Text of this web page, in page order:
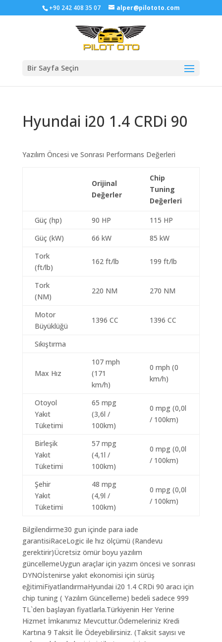
+90 242 408 35 07 alper@pilototo.com
Bir Sayfa Seçin
Hyundai i20 1.4 CRDi 90
Yazılım Öncesi ve Sonrası Performans Değerleri
Orijinal
Değerler
Chip
Tuning
Değerleri
Güç (hp) 90 HP
115 HP
Güç (kW)
66 kW
85 kW
Tork
(ft/lb)
162 ft/lb 199 ft/lb
Tork
(NM)
220 NM 270 NM
Motor
Büyüklüğü
1396 CC 1396 CC
Sıkıştırma
Max Hız
107 mph
(171
km/h)
0 mph (0
km/h)
Otoyol
Yakıt
Tüketimi
65 mpg
(3,6l /
100km)
0 mpg (0,0l
/ 100km)
Birleşik
Yakıt
Tüketimi
57 mpg
(4,1l /
100km)
0 mpg (0,0l
/ 100km)
Şehir
Yakıt
Tüketimi
48 mpg
(4,9l /
100km)
0 mpg (0,0l
/ 100km)
Bilgilendirme30 gun içinde para iade
garantisiRaceLogic ile hız ölçümü (Randevu
gerektirir)Ücretsiz ömür boyu yazılım
güncellemeUygun araçlar için yazım öncesi ve sonrası
DYNOİstenirse yakıt ekonomisi için sürüş
eğitimiFiyatlandırmaHyundai i20 1.4 CRDi 90 aracı için
chip tuning ( Yazılım Güncelleme) bedeli sadece 999
TL`den başlayan fiyatlarla.Türkiyenin Her Yerine
Hizmet İmkanımız Mevcuttur.Ödemeleriniz Kredi
Kartına 9 Taksit İle Ödeyebilirsiniz. (Taksit sayısı ve